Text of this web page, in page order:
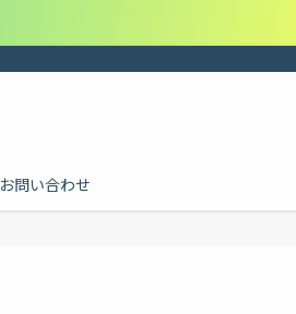
の共感・納得感・共通認識を。目的に合わ
問い合わせ